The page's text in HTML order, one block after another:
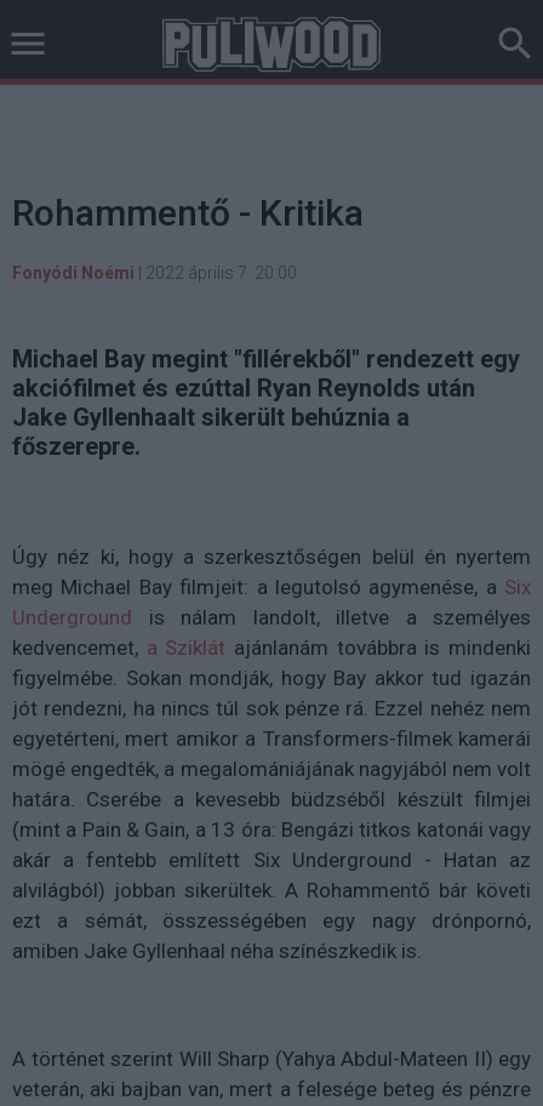
Rohammentő - Kritika
Fonyódi Noémi 2022 április 7. 20:00
Michael Bay megint "fillérekből" rendezett egy
akciófilmet és ezúttal Ryan Reynolds után
Jake Gyllenhaalt sikerült behúznia a
főszerepre.
Úgy néz ki, hogy a szerkesztőségen belül én nyertem
meg Michael Bay filmjeit: a legutolsó agymenése, a Six
Underground is nálam landolt, illetve a személyes
kedvencemet, a Sziklát ajánlanám továbbra is mindenki
figyelmébe. Sokan mondják, hogy Bay akkor tud igazán
jót rendezni, ha nincs túl sok pénze rá. Ezzel nehéz nem
egyetérteni, mert amikor a Transformers-filmek kamerái
mögé engedték, a megalomániájának nagyjából nem volt
határa. Cserébe a kevesebb büdzséből készült filmjei
(mint a Pain & Gain, a 13 óra: Bengázi titkos katonái vagy
akár a fentebb említett Six Underground - Hatan az
alvilágból) jobban sikerültek. A Rohammentő bár követi
ezt a sémát, összességében egy nagy drónpornó,
amiben Jake Gyllenhaal néha színészkedik is.
A történet szerint Will Sharp (Yahya Abdul-Mateen II) egy
veterán, aki bajban van, mert a felesége beteg és pénzre